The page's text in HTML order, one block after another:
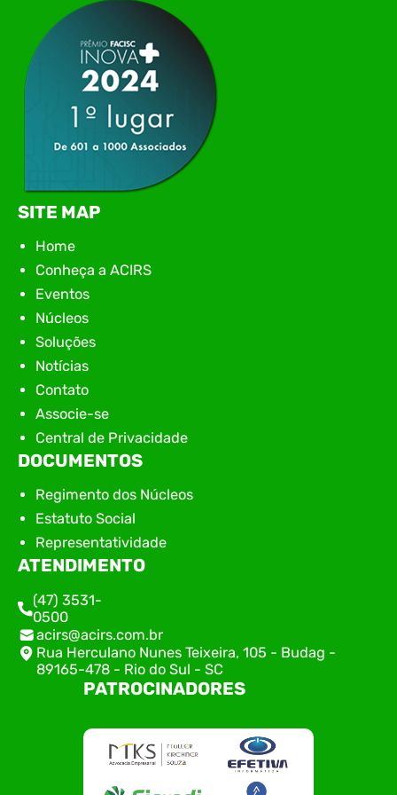
encontro aconteceu em Rio…
SITE MAP
Home
Conheça a ACIRS
Eventos
Núcleos
Soluções
Notícias
Contato
Associe-se
Central de Privacidade
DOCUMENTOS
Regimento dos Núcleos
Estatuto Social
Representatividade
ATENDIMENTO
(47) 3531-
0500
acirs@acirs.com.br
Rua Herculano Nunes Teixeira, 105 - Budag -
89165-478 - Rio do Sul - SC
PATROCINADORES